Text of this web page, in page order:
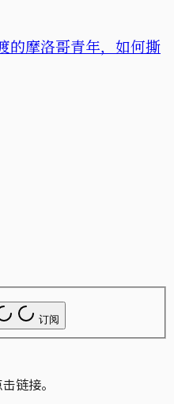
的摩洛哥青年，如何撕
订阅
链接。